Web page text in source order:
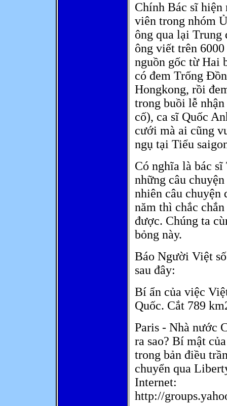
Chính Bác sĩ hiện
viên trong nhóm
ông qua lại Trung
ông viết trên
nguồn gốc từ Hai
có đem Trống
Hongkong, rồi
trong buồi lễ
cố), ca sĩ Quốc
cưới mà ai cũng
ngụ tại Tiểu
Có nghĩa là bác
những câu
nhiên câu chuyện
năm thì chắc
được. Chúng ta
bỏng này.
Báo Người Việt
sau đây:
Bí ẩn của việc
Quốc. Cắt 789
Paris - Nhà nước
ra sao? Bí mật
trong bản điều
chuyển qua
Internet:
http://